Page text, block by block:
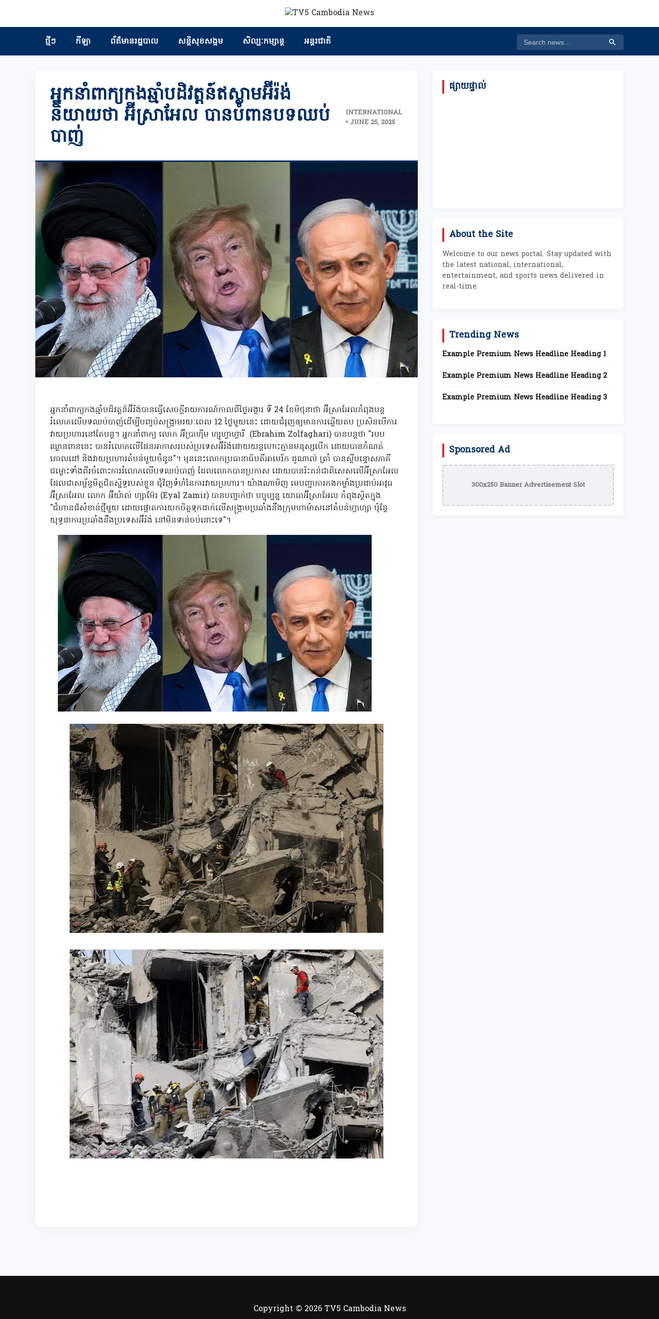
ថ្មីៗ កីឡា ព័ត៏មានរដ្ឋបាល សន្តិសុខសង្គម សិល្បៈកម្សាន្ត អន្តរជាតិ
អ្នកនាំពាក្យកងឆ្មាំបដិវត្តន៍ឥស្លាមអ៊ីរ៉ង់
និយាយថា អ៊ីស្រាអែល បានបំពានបទឈប់
បាញ់
INTERNATIONAL
• JUNE 25, 2025
អ្នកនាំពាក្យកងឆ្មាំបដិវត្តន៍អ៊ីរ៉ង់បានធ្វើសេចក្តីរាយការណ៍កាលពីថ្ងៃអង្គារ ទី 24 ខែមិថុនាថា អ៊ីស្រាអែលកំពុងបន្ត
រំលោភលើបទឈប់បាញ់ដើម្បីបញ្ចប់សង្គ្រាមរយៈពេល 12 ថ្ងៃមួយនេះ ដោយជំរុញឲ្យមានការឆ្លើយតប ប្រសិនបើការ
វាយប្រហារនៅតែបន្ត។ អ្នកនាំពាក្យ លោក អ៊ីប្រាហ៊ីម ហ្សូហ្វាហ្គារី (Ebrahim Zolfaghari) បានបន្តថា "របប
ឈ្លានពាននេះ បានរំលោភលើដែនអាកាសរបស់ប្រទេសអ៊ីរ៉ង់ដោយយន្តហោះគ្មានមនុស្សបើក ដោយបានកំណត់
គោលដៅ និងវាយប្រហារតំបន់មួយចំនួន"។ មុននេះលោកប្រធានាធិបតីអាមេរិក ដូណាល់ ត្រាំ បានស្តីបន្ទោសភាគី
ជម្លោះទាំងពីរចំពោះការរំលោភលើបទឈប់បាញ់ ដែលលោកបានប្រកាស ដោយបានរិះគន់ជាពិសេសលើអ៊ីស្រាអែល
ដែលជាសម្ព័ន្ធមិត្តជិតស្និទ្ធរបស់ខ្លួន ជុំវិញទំហំនៃការវាយប្រហារ។ យ៉ាងណាមិញ មេបញ្ជាការកងកម្លាំងប្រដាប់អាវុធ
អ៊ីស្រាអែល លោក អ៊ីយ៉ាល់ ហ្សាម៊ែរ (Eyal Zamir) បានបញ្ជាក់ថា បច្ចុប្បន្ន យោធាអ៊ីស្រាអែល កំពុងស្ថិតក្នុង
"ជំហានដ៏សំខាន់ថ្មីមួយ ដោយផ្តោតការយកចិត្តទុកដាក់លើសង្រ្គាមប្រឆាំងនឹងក្រុមហាម៉ាសនៅតំបន់ហ្គាហ្សា ប៉ុន្តែ
យុទ្ធនាការប្រឆាំងនឹងប្រទេសអ៊ីរ៉ង់ នៅមិនទាន់ចប់នោះទេ"។
ផ្សាយផ្ទាល់
About the Site
Welcome to our news portal. Stay updated with
the latest national, international,
entertainment, and sports news delivered in
real-time.
Trending News
Example Premium News Headline Heading 1
Example Premium News Headline Heading 2
Example Premium News Headline Heading 3
Sponsored Ad
300x250 Banner Advertisement Slot
Copyright © 2026 TV5 Cambodia News